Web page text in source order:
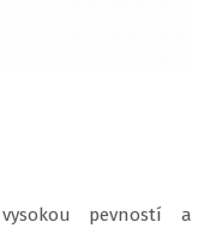
pevností a